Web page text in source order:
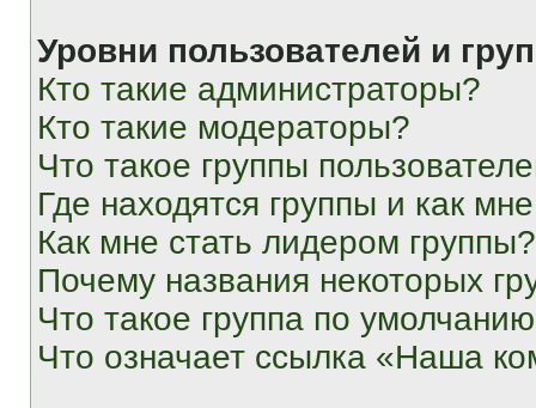
Уровни пользователей и
Кто такие администраторы?
Кто такие модераторы?
Что такое группы
Где находятся группы и как
Как мне стать лидером группы?
Почему названия некоторых
Что такое группа по
Что означает ссылка «Наша